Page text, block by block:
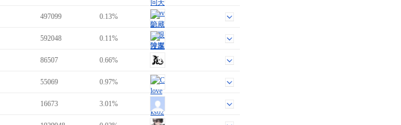
497099 0.13%
592048 0.11%
86507 0.66%
55069 0.97%
16673 3.01%